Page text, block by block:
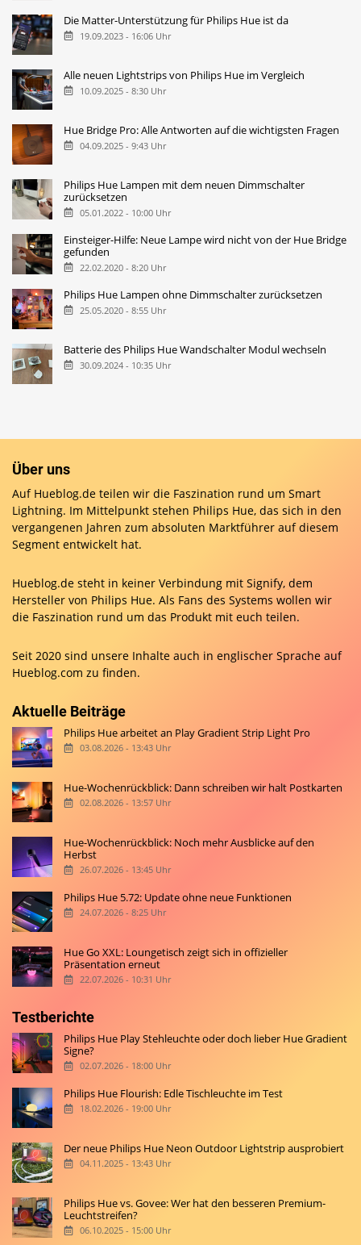
Die Matter-Unterstützung für Philips Hue ist da
19.09.2023 - 16:06 Uhr
Alle neuen Lightstrips von Philips Hue im Vergleich
10.09.2025 - 8:30 Uhr
Hue Bridge Pro: Alle Antworten auf die wichtigsten Fragen
04.09.2025 - 9:43 Uhr
Philips Hue Lampen mit dem neuen Dimmschalter
zurücksetzen
05.01.2022 - 10:00 Uhr
Einsteiger-Hilfe: Neue Lampe wird nicht von der Hue Bridge
gefunden
22.02.2020 - 8:20 Uhr
Philips Hue Lampen ohne Dimmschalter zurücksetzen
25.05.2020 - 8:55 Uhr
Batterie des Philips Hue Wandschalter Modul wechseln
30.09.2024 - 10:35 Uhr
Über uns
Auf Hueblog.de teilen wir die Faszination rund um Smart
Lightning. Im Mittelpunkt stehen Philips Hue, das sich in den
vergangenen Jahren zum absoluten Marktführer auf diesem
Segment entwickelt hat.
Hueblog.de steht in keiner Verbindung mit Signify, dem
Hersteller von Philips Hue. Als Fans des Systems wollen wir
die Faszination rund um das Produkt mit euch teilen.
Seit 2020 sind unsere Inhalte auch in englischer Sprache auf
Hueblog.com zu finden.
Aktuelle Beiträge
Philips Hue arbeitet an Play Gradient Strip Light Pro
03.08.2026 - 13:43 Uhr
Hue-Wochenrückblick: Dann schreiben wir halt Postkarten
02.08.2026 - 13:57 Uhr
Hue-Wochenrückblick: Noch mehr Ausblicke auf den
Herbst
26.07.2026 - 13:45 Uhr
Philips Hue 5.72: Update ohne neue Funktionen
24.07.2026 - 8:25 Uhr
Hue Go XXL: Loungetisch zeigt sich in offizieller
Präsentation erneut
22.07.2026 - 10:31 Uhr
Testberichte
Philips Hue Play Stehleuchte oder doch lieber Hue Gradient
Signe?
02.07.2026 - 18:00 Uhr
Philips Hue Flourish: Edle Tischleuchte im Test
18.02.2026 - 19:00 Uhr
Der neue Philips Hue Neon Outdoor Lightstrip ausprobiert
04.11.2025 - 13:43 Uhr
Philips Hue vs. Govee: Wer hat den besseren Premium-
Leuchtstreifen?
06.10.2025 - 15:00 Uhr